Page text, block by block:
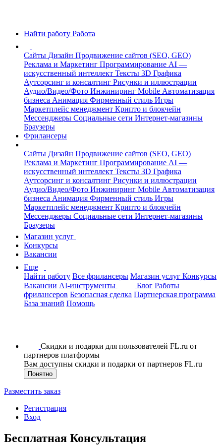
Найти работу Работа
Сайты Дизайн Продвижение сайтов (SEO, GEO)
Реклама и Маркетинг Программирование AI —
искусственный интеллект Тексты 3D Графика
Аутсорсинг и консалтинг Рисунки и иллюстрации
Аудио/Видео/Фото Инжиниринг Mobile Автоматизация
бизнеса Анимация Фирменный стиль Игры
Маркетплейс менеджмент Крипто и блокчейн
Мессенджеры Социальные сети Интернет-магазины
Браузеры
Фрилансеры
Сайты Дизайн Продвижение сайтов (SEO, GEO)
Реклама и Маркетинг Программирование AI —
искусственный интеллект Тексты 3D Графика
Аутсорсинг и консалтинг Рисунки и иллюстрации
Аудио/Видео/Фото Инжиниринг Mobile Автоматизация
бизнеса Анимация Фирменный стиль Игры
Маркетплейс менеджмент Крипто и блокчейн
Мессенджеры Социальные сети Интернет-магазины
Браузеры
Магазин услуг
Конкурсы
Вакансии
Еще
Найти работу Все фрилансеры Магазин услуг Конкурсы
Вакансии AI-инструменты Блог Работы
фрилансеров Безопасная сделка Партнерская программа
База знаний Помощь
Скидки и подарки для пользователей FL.ru от
партнеров платформы
Вам доступны скидки и подарки от партнеров FL.ru
Понятно
Разместить заказ
Регистрация
Вход
Бесплатная Консультация